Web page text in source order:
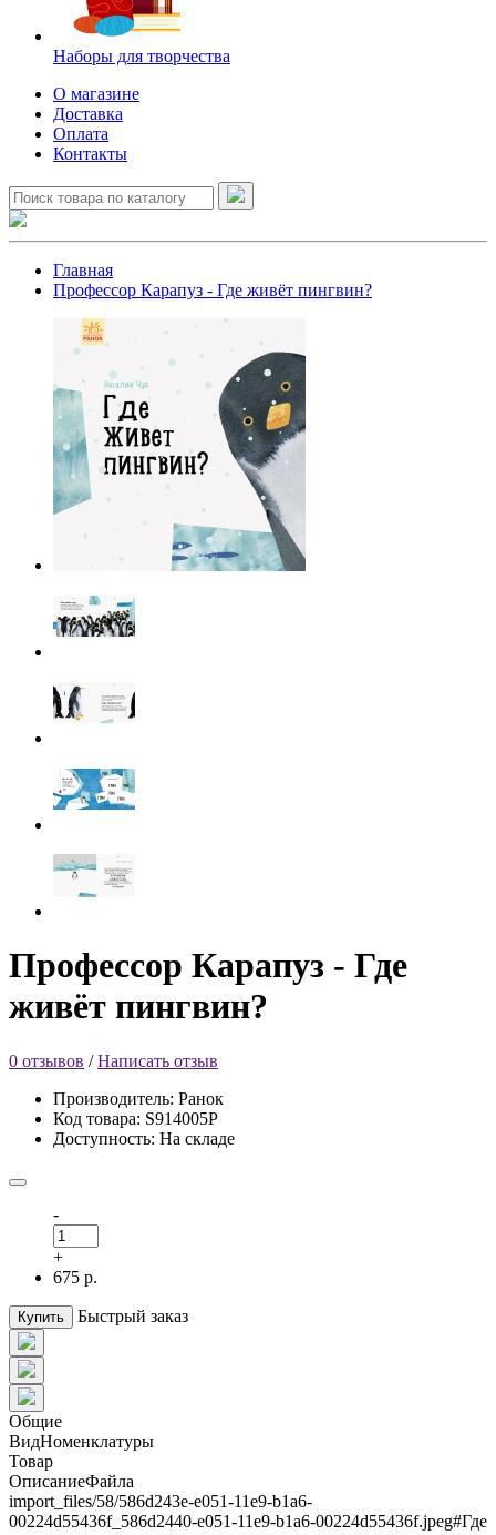
Наборы для творчества
О магазине
Доставка
Оплата
Контакты
Главная
Профессор Карапуз - Где живёт пингвин?
Профессор Карапуз - Где
живёт пингвин?
0 отзывов /Написать отзыв
Производитель: Ранок
Код товара: S914005Р
Доступность: На складе
-
+
675 р.
Купить Быстрый заказ
Общие
ВидНоменклатуры
Товар
ОписаниеФайла
import_files/58/586d243e-e051-11e9-b1a6-
00224d55436f_586d2440-e051-11e9-b1a6-00224d55436f.jpeg#Где